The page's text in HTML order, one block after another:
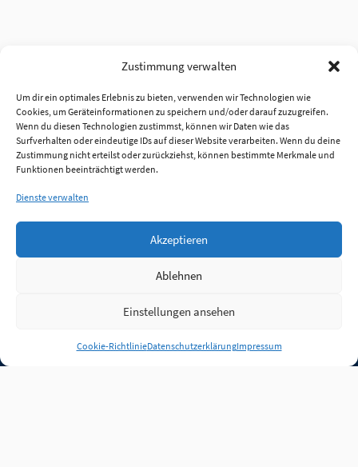
Zustimmung verwalten
Um dir ein optimales Erlebnis zu bieten, verwenden wir Technologien wie
Cookies, um Geräteinformationen zu speichern und/oder darauf zuzugreifen.
Wenn du diesen Technologien zustimmst, können wir Daten wie das
Surfverhalten oder eindeutige IDs auf dieser Website verarbeiten. Wenn du deine
Zustimmung nicht erteilst oder zurückziehst, können bestimmte Merkmale und
Funktionen beeinträchtigt werden.
Dienste verwalten
Akzeptieren
Ablehnen
Einstellungen ansehen
Cookie-RichtlinieDatenschutzerklärungImpressum
Anmelden
Jobs Partner FAQ Quellen